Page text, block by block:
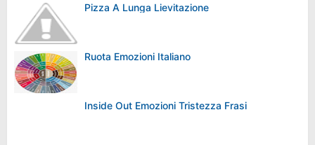
Pizza A Lunga Lievitazione
Ruota Emozioni Italiano
Inside Out Emozioni Tristezza Frasi